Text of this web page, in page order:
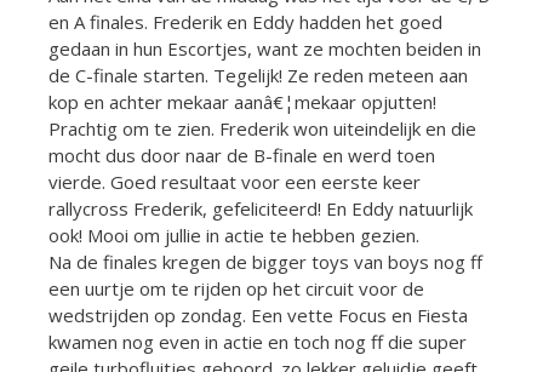
en A finales. Frederik en Eddy hadden het goed
gedaan in hun Escortjes, want ze mochten beiden in
de C-finale starten. Tegelijk! Ze reden meteen aan
kop en achter mekaar aanâ€¦mekaar opjutten!
Prachtig om te zien. Frederik won uiteindelijk en die
mocht dus door naar de B-finale en werd toen
vierde. Goed resultaat voor een eerste keer
rallycross Frederik, gefeliciteerd! En Eddy natuurlijk
ook! Mooi om jullie in actie te hebben gezien.
Na de finales kregen de bigger toys van boys nog ff
een uurtje om te rijden op het circuit voor de
wedstrijden op zondag. Een vette Focus en Fiesta
kwamen nog even in actie en toch nog ff die super